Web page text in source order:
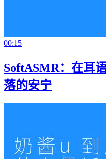
00:15
SoftASMR：在耳
落的安宁